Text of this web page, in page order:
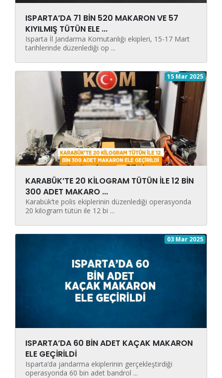
ISPARTA’DA 71 BİN 520 MAKARON VE 57
KIYILMIŞ TÜTÜN ELE ...
Isparta İl Jandarma Komutanlığı ekipleri, 15-17 Mart
tarihlerinde düzenlediği op ...
15 Mar 2025
KARABÜK’TE 20 KİLOGRAM TÜTÜN İLE 12 BİN
300 ADET MAKARO ...
Karabük’te polis ekiplerinin düzenlediği operasyonda
20 kilogram tütün ile 12 bi ...
03 Mar 2025
ISPARTA’DA 60 BİN ADET KAÇAK MAKARON
ELE GEÇİRİLDİ
Isparta’da jandarma ekiplerinin gerçekleştirdiği
operasyonda 60 bin adet bandrol ...